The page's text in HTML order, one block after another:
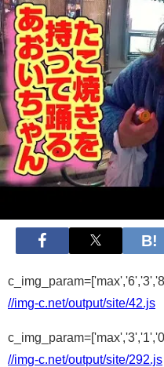
//img-c.net/output/site/42.js
//img-c.net/output/site/292.js